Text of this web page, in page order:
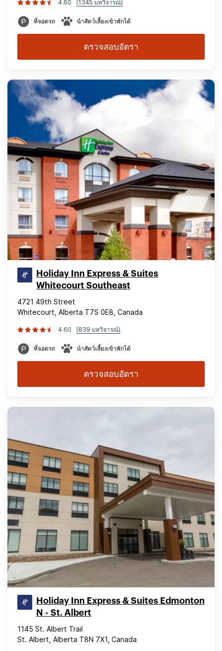
4.60 (1345 บทวิจารณ์)
ที่จอดรถ นำสัตว์เลี้ยงเข้าพักได้
ตรวจสอบอัตรา
Holiday Inn Express & Suites
Whitecourt Southeast
4721 49th Street
Whitecourt, Alberta T7S 0E8, Canada
4.60 (839 บทวิจารณ์)
ที่จอดรถ นำสัตว์เลี้ยงเข้าพักได้
ตรวจสอบอัตรา
Holiday Inn Express & Suites Edmonton
N - St. Albert
1145 St. Albert Trail
St. Albert, Alberta T8N 7X1, Canada